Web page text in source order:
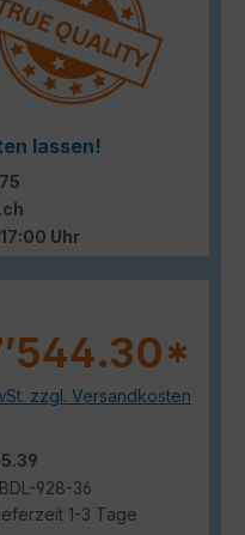
lassen!
Uhr
zzgl. Versandkosten
928-36
1-3 Tage